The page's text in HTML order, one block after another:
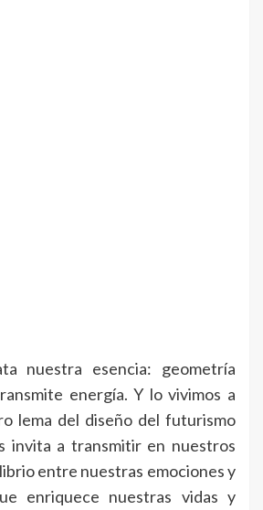
nuestra esencia: geometría
energía. Y lo vivimos a
lema del diseño del futurismo
invita a transmitir en nuestros
entre nuestras emociones y
enriquece nuestras vidas y